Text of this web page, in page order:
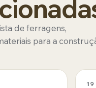
de ferragens,
para a
19